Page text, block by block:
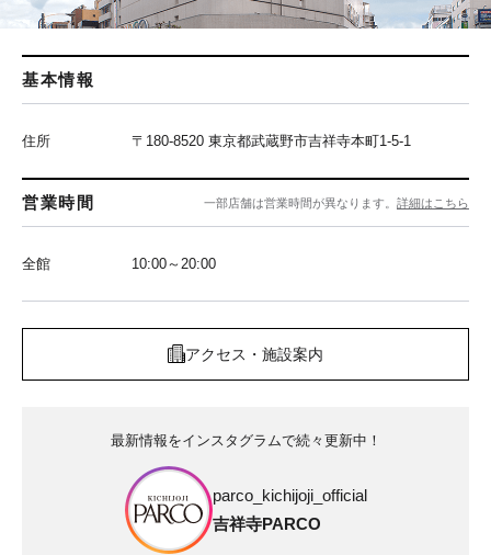
基本情報
住所 〒180-8520 東京都武蔵野市吉祥寺本町1-5-1
営業時間 一部店舗は営業時間が異なります。 詳細はこちら
全館 10:00～20:00
アクセス・施設案内
最新情報をインスタグラムで続々更新中！
parco_kichijoji_official
吉祥寺PARCO